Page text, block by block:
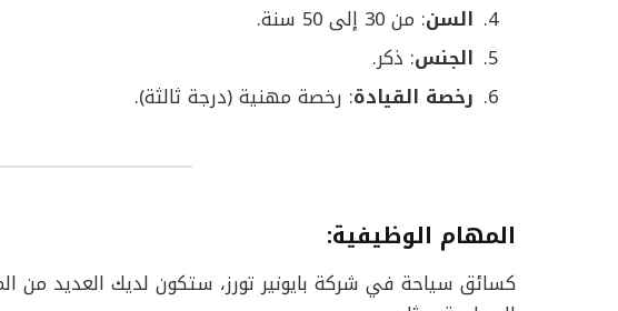
السن: من 30 إلى 50 سنة.
الجنس: ذكر.
رخصة القيادة: رخصة مهنية (درجة ثالثة).
المهام الوظيفية:
كسائق سياحة في شركة بايونير تورز، ستكون لديك العديد من